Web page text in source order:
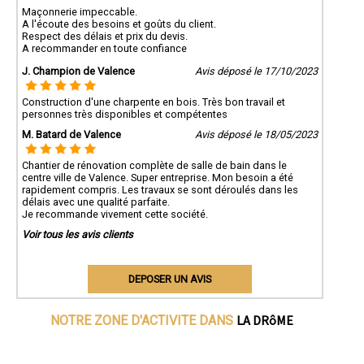
Maçonnerie impeccable.
A l'écoute des besoins et goûts du client.
Respect des délais et prix du devis.
A recommander en toute confiance
J. Champion de Valence
Avis déposé le 17/10/2023
Construction d'une charpente en bois. Très bon travail et
personnes très disponibles et compétentes
M. Batard de Valence
Avis déposé le 18/05/2023
Chantier de rénovation complète de salle de bain dans le
centre ville de Valence. Super entreprise. Mon besoin a été
rapidement compris. Les travaux se sont déroulés dans les
délais avec une qualité parfaite.
Je recommande vivement cette société.
Voir tous les avis clients
DEPOSER UN AVIS
NOTRE ZONE D'ACTIVITE DANS LA DRôME